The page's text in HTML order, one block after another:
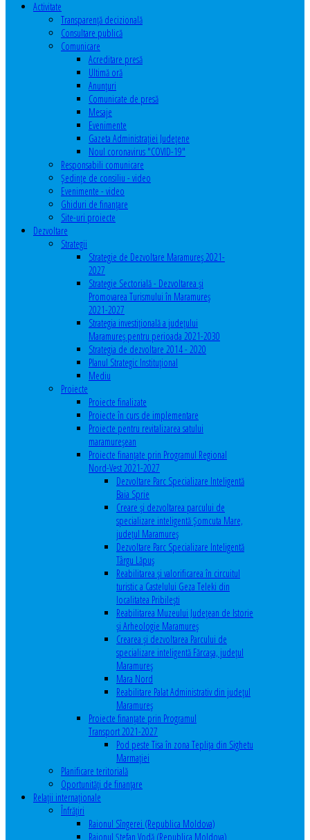
Activitate
Transparenţă decizională
Consultare publică
Comunicare
Acreditare presă
Ultimă oră
Anunţuri
Comunicate de presă
Mesaje
Evenimente
Gazeta Administraţiei Judeţene
Noul coronavirus "COVID-19"
Responsabili comunicare
Şedinţe de consiliu - video
Evenimente - video
Ghiduri de finanţare
Site-uri proiecte
Dezvoltare
Strategii
Strategie de Dezvoltare Maramureș 2021-
2027
Strategie Sectorială - Dezvoltarea și
Promovarea Turismului în Maramureș
2021-2027
Strategia investiţională a județului
Maramureș pentru perioada 2021-2030
Strategia de dezvoltare 2014 - 2020
Planul Strategic Instituţional
Mediu
Proiecte
Proiecte finalizate
Proiecte în curs de implementare
Proiecte pentru revitalizarea satului
maramureşean
Proiecte finanțate prin Programul Regional
Nord-Vest 2021-2027
Dezvoltare Parc Specializare Inteligentă
Baia Sprie
Creare și dezvoltarea parcului de
specializare inteligentă Șomcuta Mare,
județul Maramureș
Dezvoltare Parc Specializare Inteligentă
Târgu Lăpuș
Reabilitarea și valorificarea în circuitul
turistic a Castelului Geza Teleki din
localitatea Pribilești
Reabilitarea Muzeului Județean de Istorie
și Arheologie Maramureș
Crearea și dezvoltarea Parcului de
specializare inteligentă Fărcașa, județul
Maramureș
Mara Nord
Reabilitare Palat Administrativ din județul
Maramureș
Proiecte finanțate prin Programul
Transport 2021-2027
Pod peste Tisa în zona Teplița din Sighetu
Marmației
Planificare teritorială
Oportunităţi de finanţare
Relaţii internaţionale
Înfrăţiri
Raionul Sîngerei (Republica Moldova)
Raionul Ștefan Vodă (Republica Moldova)